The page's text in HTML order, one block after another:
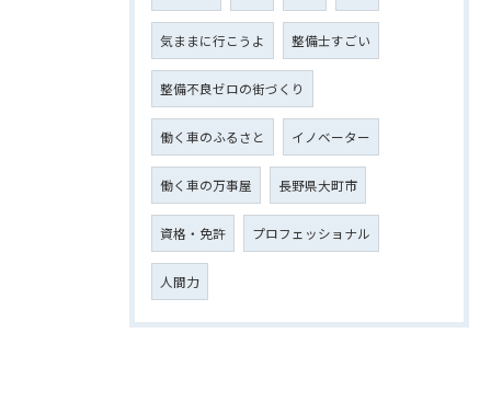
気ままに行こうよ 整備士すごい
整備不良ゼロの街づくり
働く車のふるさと イノベーター
働く車の万事屋 長野県大町市
資格・免許 プロフェッショナル
人間力